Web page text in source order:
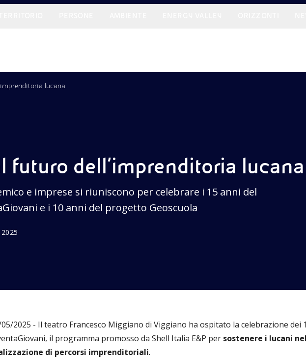
lucana
futuro dell’imprenditoria lucana
e imprese si riuniscono per celebrare i 15 anni del
e i 10 anni del progetto Geoscuola
05/2025 - Il teatro Francesco Miggiano di Viggiano ha ospitato la celebrazione dei
il programma promosso da Shell Italia E&P per sostenere i lucani
di percorsi imprenditoriali.